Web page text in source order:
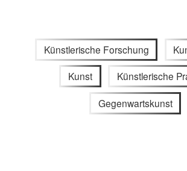
Künstlerische Forschung
Kunst Künstlerische
Gegenwartskunst